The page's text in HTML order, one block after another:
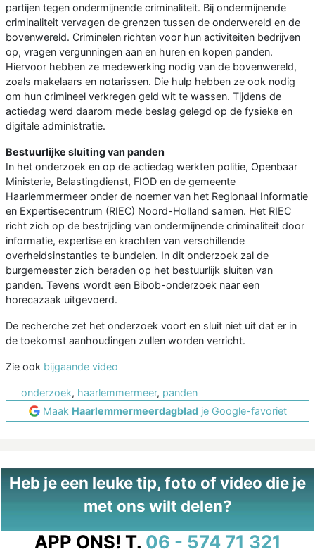
partijen tegen ondermijnende criminaliteit. Bij ondermijnende
criminaliteit vervagen de grenzen tussen de onderwereld en de
bovenwereld. Criminelen richten voor hun activiteiten bedrijven
op, vragen vergunningen aan en huren en kopen panden.
Hiervoor hebben ze medewerking nodig van de bovenwereld,
zoals makelaars en notarissen. Die hulp hebben ze ook nodig
om hun crimineel verkregen geld wit te wassen. Tijdens de
actiedag werd daarom mede beslag gelegd op de fysieke en
digitale administratie.
Bestuurlijke sluiting van panden
In het onderzoek en op de actiedag werkten politie, Openbaar
Ministerie, Belastingdienst, FIOD en de gemeente
Haarlemmermeer onder de noemer van het Regionaal Informatie
en Expertisecentrum (RIEC) Noord-Holland samen. Het RIEC
richt zich op de bestrijding van ondermijnende criminaliteit door
informatie, expertise en krachten van verschillende
overheidsinstanties te bundelen. In dit onderzoek zal de
burgemeester zich beraden op het bestuurlijk sluiten van
panden. Tevens wordt een Bibob-onderzoek naar een
horecazaak uitgevoerd.
De recherche zet het onderzoek voort en sluit niet uit dat er in
de toekomst aanhoudingen zullen worden verricht.
Zie ook bijgaande video
onderzoek, haarlemmermeer, panden
Maak Haarlemmermeerdagbladje Google-favoriet
Heb je een leuke tip, foto of video die je
met ons wilt delen?
APP ONS! T. 06 - 574 71 321